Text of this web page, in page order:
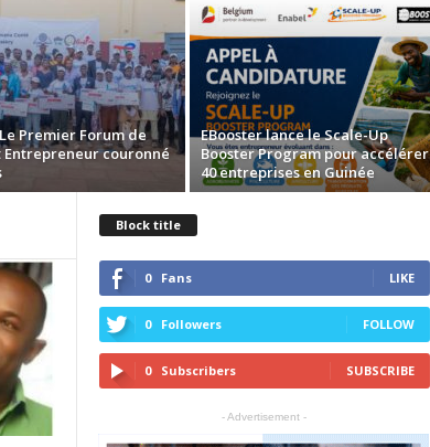
Le Premier Forum de
Entrepreneur couronné
EBooster lance le Scale-Up
Booster Program pour accélérer
40 entreprises en Guinée
Block title
0 Fans LIKE
0 Followers FOLLOW
0 Subscribers SUBSCRIBE
- Advertisement -